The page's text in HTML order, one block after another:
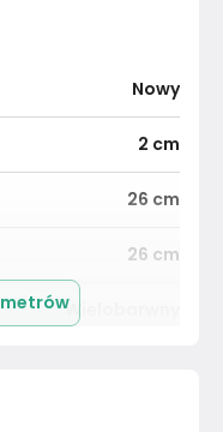
Nowy
2 cm
26 cm
26 cm
Wielobarwny